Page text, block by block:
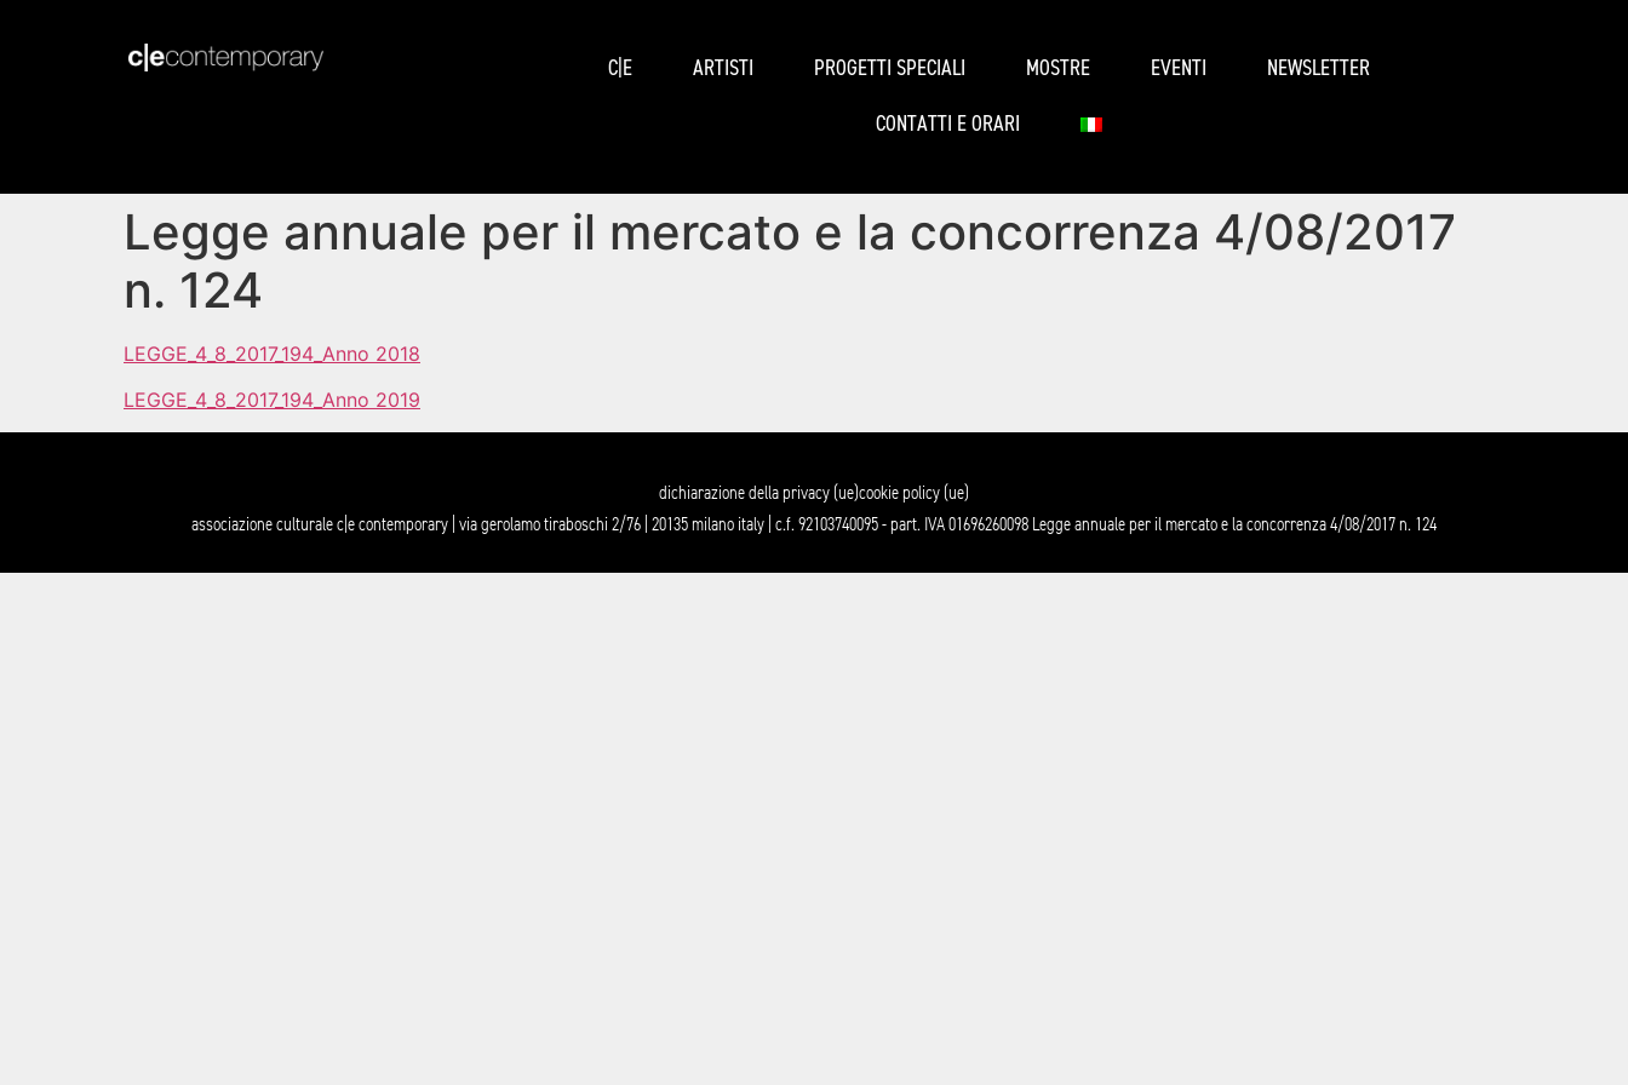
C|E ARTISTI PROGETTI SPECIALI MOSTRE EVENTI
NEWSLETTER
CONTATTI E ORARI
Legge annuale per il mercato e la concorrenza 4/08/2017
n. 124
LEGGE_4_8_2017_194_Anno 2018
LEGGE_4_8_2017_194_Anno 2019
dichiarazione della privacy (ue)cookie policy (ue)
associazione culturale c|e contemporary | via gerolamo tiraboschi 2/76 | 20135 milano italy | c.f. 92103740095 - part. IVA 01696260098 Legge annuale per il mercato e la concorrenza 4/08/2017 n. 124